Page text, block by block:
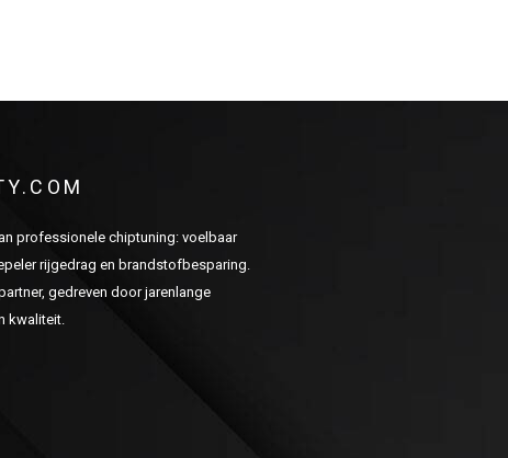
professionele chiptuning: voelbaar
rijgedrag en brandstofbesparing.
gedreven door jarenlange
kwaliteit.